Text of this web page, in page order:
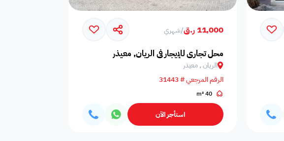
11,000 ر.ق /شهري
محل تجاري للإيجار في الريان, معيذر
الريان , معيذر
الرقم المرجعي # 31443
40 m²
استأجر الآن